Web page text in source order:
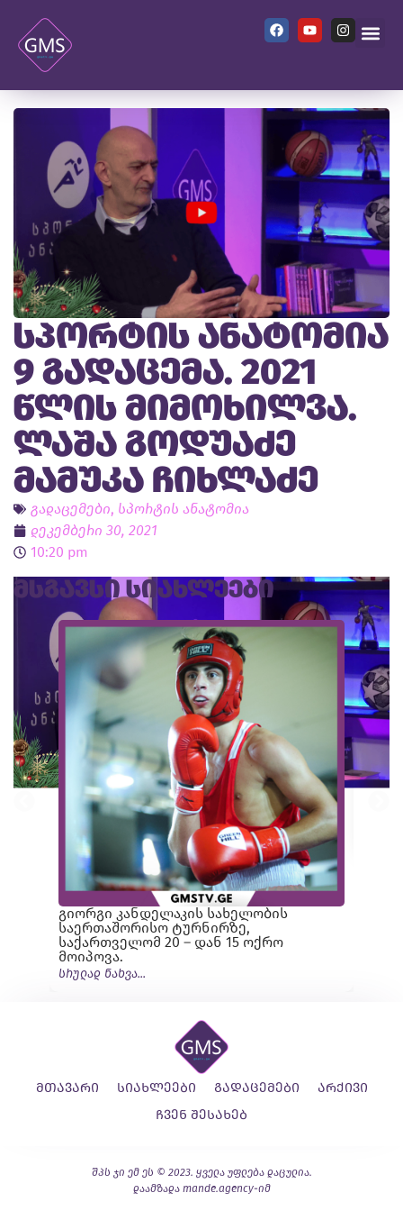
სპორტის ანატომია
9 გადაცემა. 2021
წლის მიმოხილვა.
ლაშა გოდუაძე
მამუკა ჩიხლაძე
გადაცემები, სპორტის ანატომია
დეკემბერი 30, 2021
10:20 pm
მსგავსი სიახლეები
გიორგი კანდელაკის სახელობის
საერთაშორისო ტურნირზე,
საქართველომ 20 – დან 15 ოქრო
მოიპოვა.
სრულად ნახვა...
მთავარი სიახლეები გადაცემები
არქივი
ჩვენ შესახებ
შპს ჯი ემ ეს © 2023. ყველა უფლება დაცულია.
დაამზადა mande.agency-იმ